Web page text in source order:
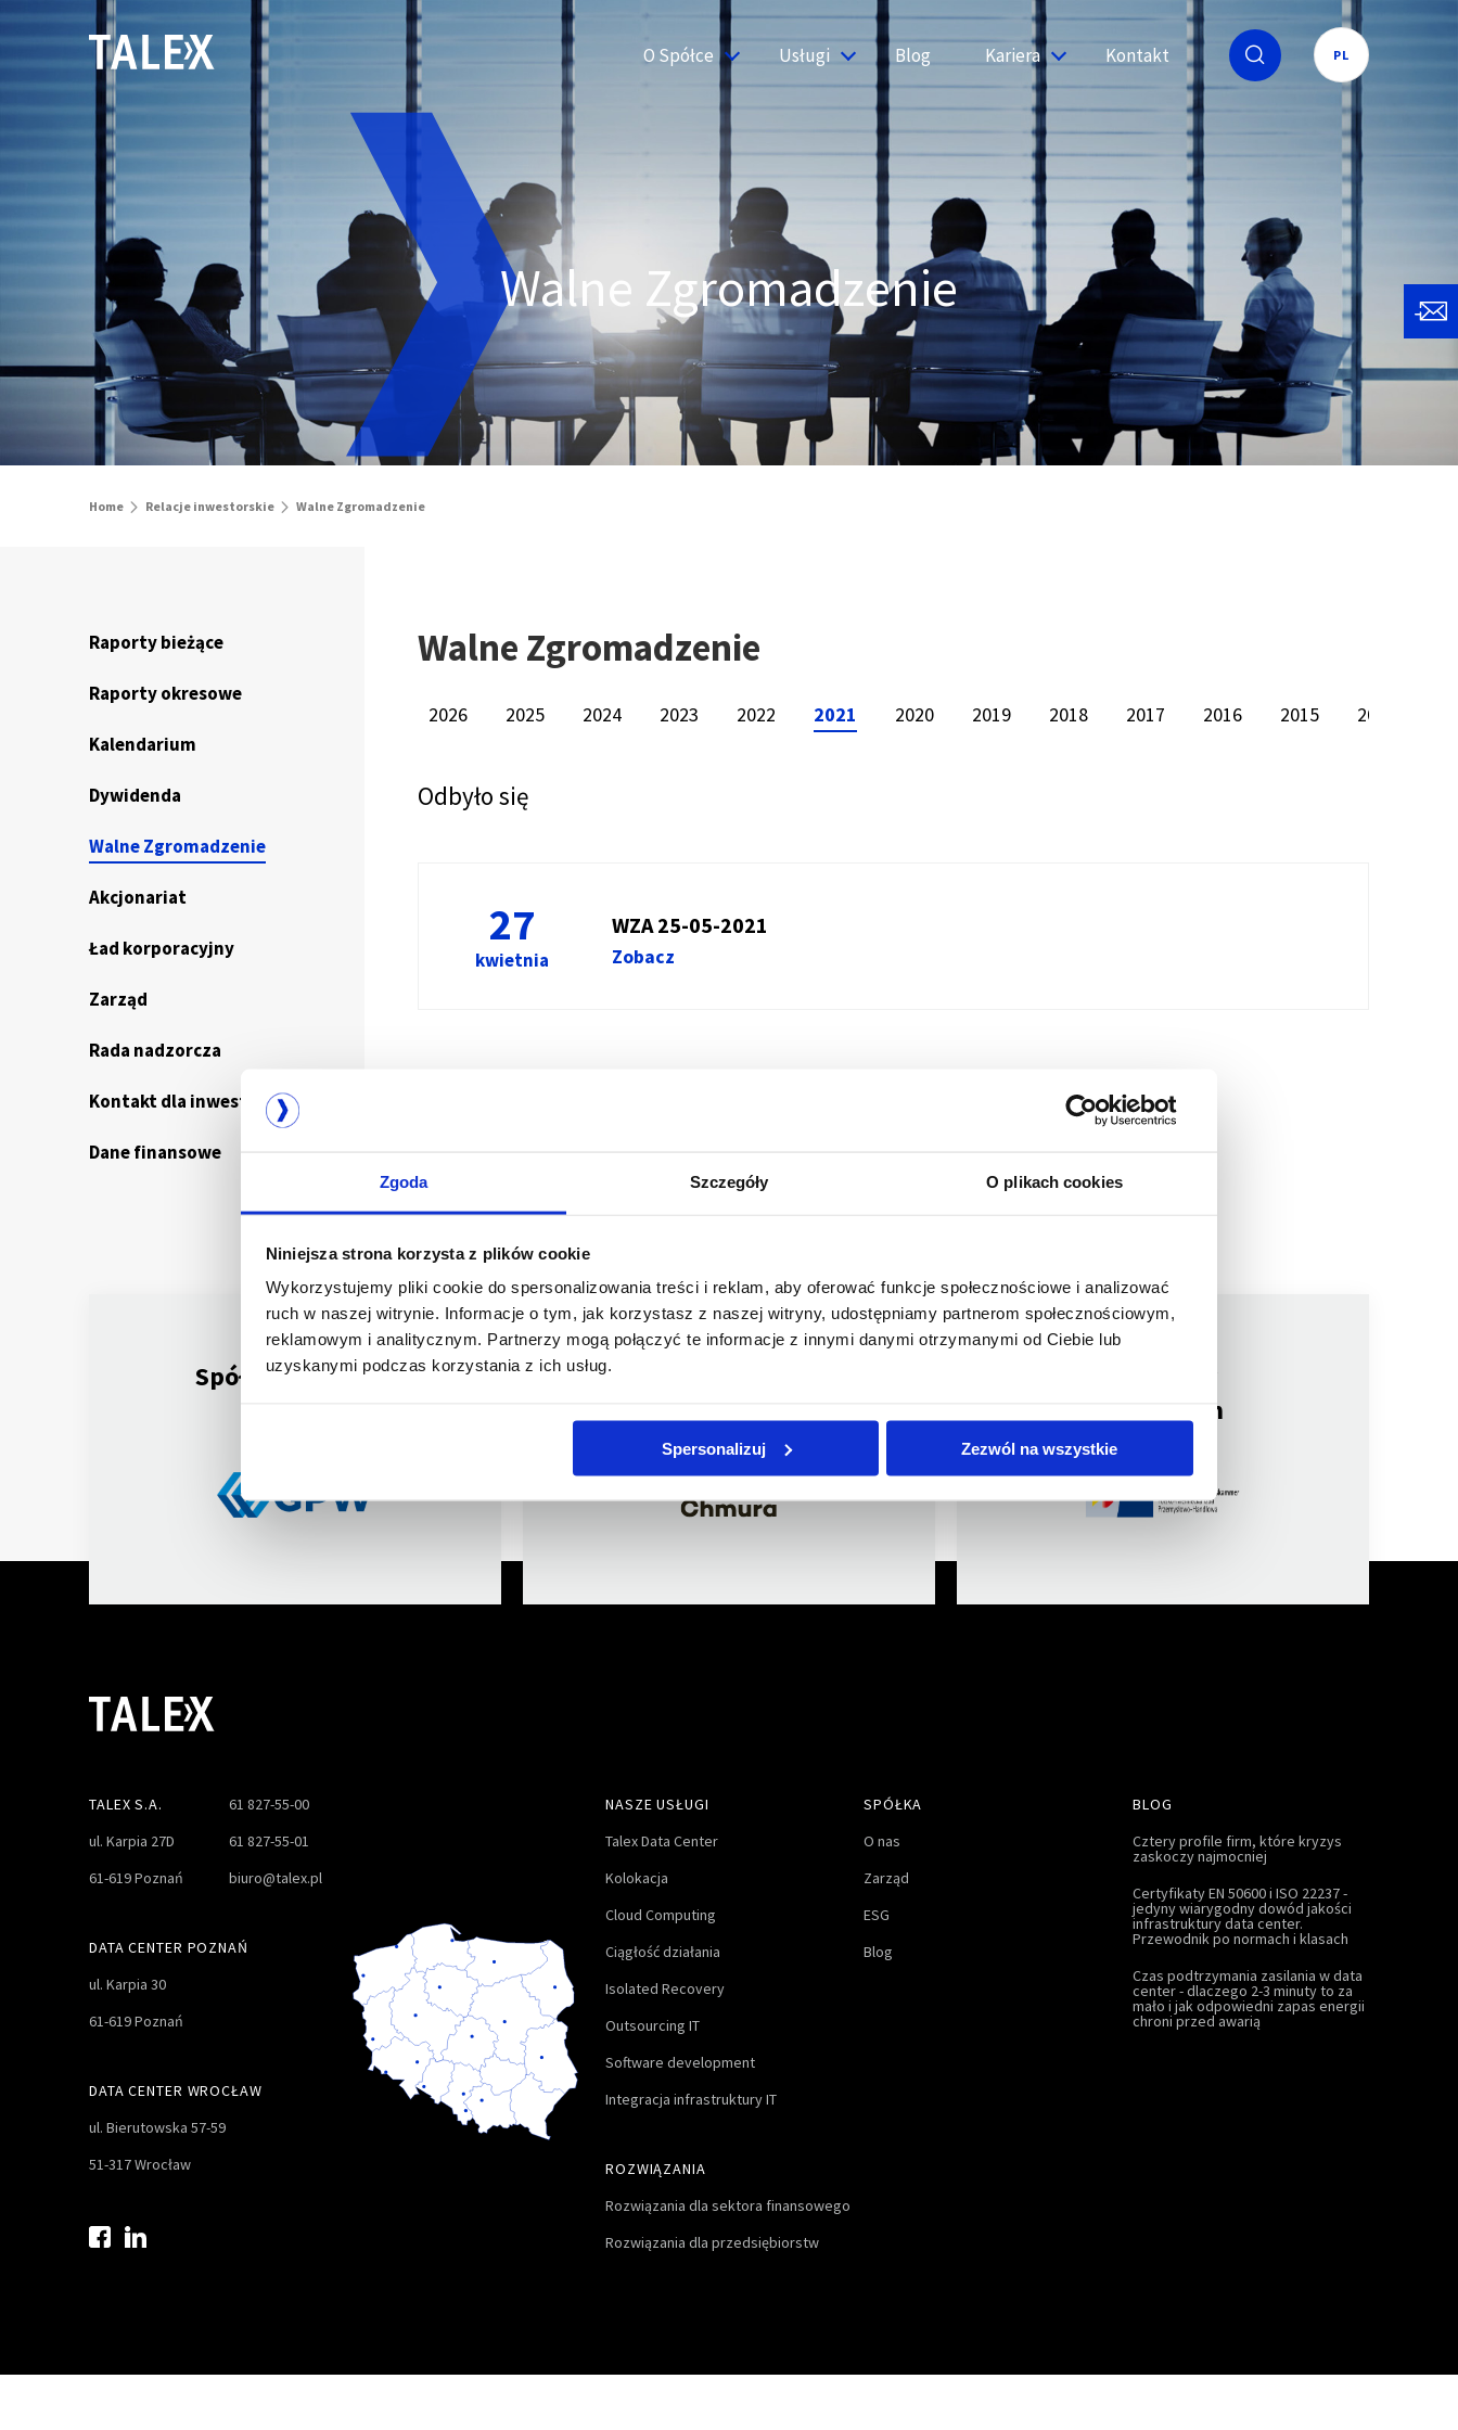
Zgoda Szczegóły O plikach cookies
Niniejsza strona korzysta z plików cookie
Wykorzystujemy pliki cookie do spersonalizowania treści i reklam, aby oferować funkcje społecznościowe i analizować
ruch w naszej witrynie. Informacje o tym, jak korzystasz z naszej witryny, udostępniamy partnerom społecznościowym,
reklamowym i analitycznym. Partnerzy mogą połączyć te informacje z innymi danymi otrzymanymi od Ciebie lub
uzyskanymi podczas korzystania z ich usług.
Spersonalizuj Zezwól na wszystkie
O Spółce Usługi Blog Kariera Kontakt PL
Walne Zgromadzenie
Home Relacje inwestorskie Walne Zgromadzenie
Raporty bieżące
Raporty okresowe
Kalendarium
Dywidenda
Walne Zgromadzenie
Akcjonariat
Ład korporacyjny
Zarząd
Rada nadzorcza
Kontakt dla inwestorów
Dane finansowe
Walne Zgromadzenie
2026 2025 2024 2023 2022 2021 2020 2019 2018 2017 2016 2015 2014
Odbyło się
27
kwietnia
WZA 25-05-2021
Zobacz
Spółka notowana
członkiem
TALEX S.A.
ul. Karpia 27D
61-619 Poznań
61 827-55-00
61 827-55-01
biuro@talex.pl
DATA CENTER POZNAŃ
ul. Karpia 30
61-619 Poznań
DATA CENTER WROCŁAW
ul. Bierutowska 57-59
51-317 Wrocław
NASZE USŁUGI
Talex Data Center
Kolokacja
Cloud Computing
Ciągłość działania
Isolated Recovery
Outsourcing IT
Software development
Integracja infrastruktury IT
ROZWIĄZANIA
Rozwiązania dla sektora finansowego
Rozwiązania dla przedsiębiorstw
SPÓŁKA
O nas
Zarząd
ESG
Blog
BLOG
Cztery profile firm, które kryzys
zaskoczy najmocniej
Certyfikaty EN 50600 i ISO 22237 -
jedyny wiarygodny dowód jakości
infrastruktury data center.
Przewodnik po normach i klasach
Czas podtrzymania zasilania w data
center - dlaczego 2-3 minuty to za
mało i jak odpowiedni zapas energii
chroni przed awarią